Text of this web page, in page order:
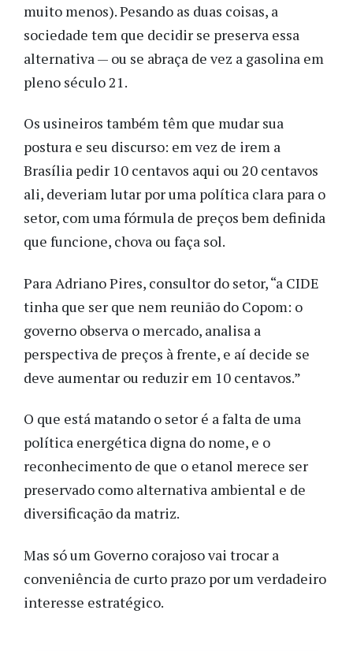
muito menos). Pesando as duas coisas, a
sociedade tem que decidir se preserva essa
alternativa — ou se abraça de vez a gasolina em
pleno século 21.
Os usineiros também têm que mudar sua
postura e seu discurso: em vez de irem a
Brasília pedir 10 centavos aqui ou 20 centavos
ali, deveriam lutar por uma política clara para o
setor, com uma fórmula de preços bem definida
que funcione, chova ou faça sol.
Para Adriano Pires, consultor do setor, “a CIDE
tinha que ser que nem reunião do Copom: o
governo observa o mercado, analisa a
perspectiva de preços à frente, e aí decide se
deve aumentar ou reduzir em 10 centavos.”
O que está matando o setor é a falta de uma
política energética digna do nome, e o
reconhecimento de que o etanol merece ser
preservado como alternativa ambiental e de
diversificação da matriz.
Mas só um Governo corajoso vai trocar a
conveniência de curto prazo por um verdadeiro
interesse estratégico.